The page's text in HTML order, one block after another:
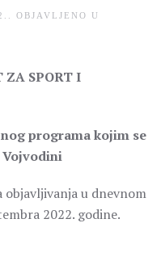
. OBJAVLJENO U
ZA SPORT I
programa kojim se
objavljivanja u dnevnom
2022. godine.